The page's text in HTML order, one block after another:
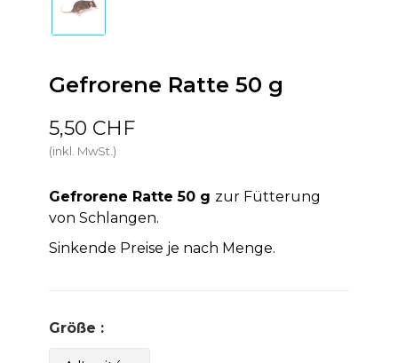
Gefrorene Ratte 50 g
5,50 CHF
(inkl. MwSt.)
Gefrorene Ratte 50 g zur Fütterung
von Schlangen.
Sinkende Preise je nach Menge.
Größe :